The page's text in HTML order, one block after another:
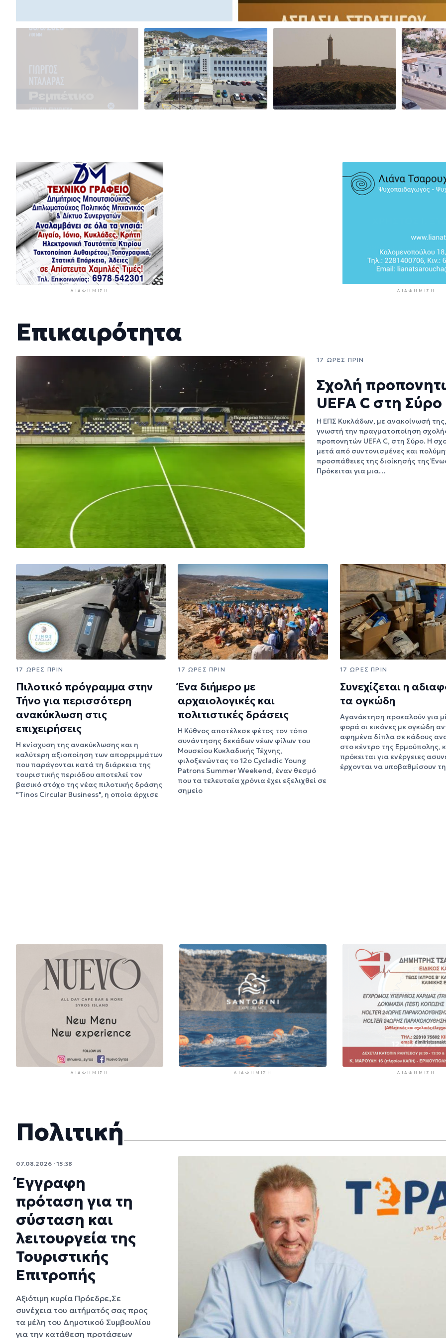
ΔΙΑΦΉΜΙΣΗ ΔΙΑΦΉΜΙΣΗ
Επικαιρότητα
17 ΏΡΕΣ ΠΡΙΝ
Σχολή
UEFA C στη Σύρο
Η ΕΠΣ Κυκλάδων, με ανακοίνωσή
γνωστή την πραγματοποίηση
προπονητών UEFA C, στη Σύρο. Η
μετά από συντονισμένες και
προσπάθειες της διοίκησής της
Πρόκειται για μια…
17 ΏΡΕΣ ΠΡΙΝ
Πιλοτικό πρόγραμμα στην
Τήνο για περισσότερη
ανακύκλωση στις
επιχειρήσεις
Η ενίσχυση της ανακύκλωσης και η
καλύτερη αξιοποίηση των απορριμμάτων
που παράγονται κατά τη διάρκεια της
τουριστικής περιόδου αποτελεί τον
βασικό στόχο της νέας πιλοτικής δράσης
"Tinos Circular Business", η οποία άρχισε
17 ΏΡΕΣ ΠΡΙΝ
Ένα διήμερο με
αρχαιολογικές και
πολιτιστικές δράσεις
Η Κύθνος αποτέλεσε φέτος τον τόπο
συνάντησης δεκάδων νέων φίλων του
Μουσείου Κυκλαδικής Τέχνης,
φιλοξενώντας το 12ο Cycladic Young
Patrons Summer Weekend, έναν θεσμό
που τα τελευταία χρόνια έχει εξελιχθεί σε
σημείο
17 ΏΡΕΣ ΠΡΙΝ
Συνεχίζεται η
τα ογκώδη
Αγανάκτηση προκαλούν για
φορά οι εικόνες με ογκώδη
αφημένα δίπλα σε κάδους
στο κέντρο της Ερμούπολης,
πρόκειται για ενέργειες
έρχονται να υποβαθμίσουν τη
ΔΙΑΦΉΜΙΣΗ ΔΙΑΦΉΜΙΣΗ ΔΙΑΦΉΜΙΣΗ
Πολιτική
07.08.2026 · 15:38
Έγγραφη
πρόταση για τη
σύσταση και
λειτουργεία της
Τουριστικής
Επιτροπής
Αξιότιμη κυρία Πρόεδρε,Σε
συνέχεια του αιτήματός σας προς
τα μέλη του Δημοτικού Συμβουλίου
για την κατάθεση προτάσεων